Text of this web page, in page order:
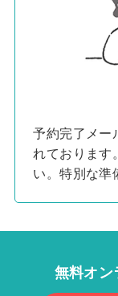
予約完了メー
れております
い。特別な準
無料オン